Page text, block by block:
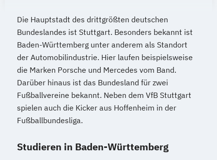
Die Hauptstadt des drittgrößten deutschen
Bundeslandes ist Stuttgart. Besonders bekannt ist
Baden-Württemberg unter anderem als Standort
der Automobilindustrie. Hier laufen beispielsweise
die Marken Porsche und Mercedes vom Band.
Darüber hinaus ist das Bundesland für zwei
Fußballvereine bekannt. Neben dem VfB Stuttgart
spielen auch die Kicker aus Hoffenheim in der
Fußballbundesliga.
Studieren in Baden-Württemberg